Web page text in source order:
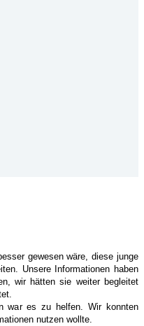
gewesen wäre, diese junge
Unsere Informationen haben
wir hätten sie weiter begleitet
war es zu helfen. Wir konnten
nutzen wollte.